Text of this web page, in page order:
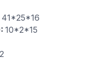
41*25*16
10*2*15